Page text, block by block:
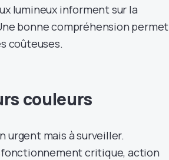
lumineux informent sur la
bonne compréhension permet
coûteuses.
couleurs
urgent mais à surveiller.
critique, action